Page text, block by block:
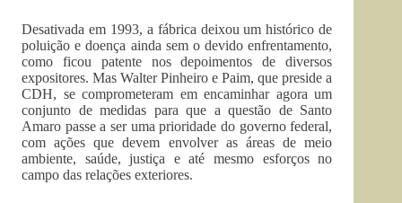
Desativada em 1993, a fábrica deixou um histórico de
poluição e doença ainda sem o devido enfrentamento,
como ficou patente nos depoimentos de diversos
expositores. Mas Walter Pinheiro e Paim, que preside a
CDH, se comprometeram em encaminhar agora um
conjunto de medidas para que a questão de Santo
Amaro passe a ser uma prioridade do governo federal,
com ações que devem envolver as áreas de meio
ambiente, saúde, justiça e até mesmo esforços no
campo das relações exteriores.